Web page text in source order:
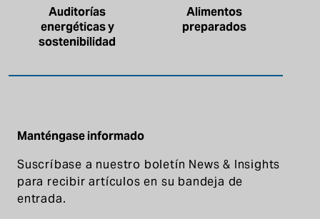
Auditorías
energéticas y
sostenibilidad
Alimentos
preparados
Manténgase informado
Suscríbase a nuestro boletín News & Insights
para recibir artículos en su bandeja de
entrada.